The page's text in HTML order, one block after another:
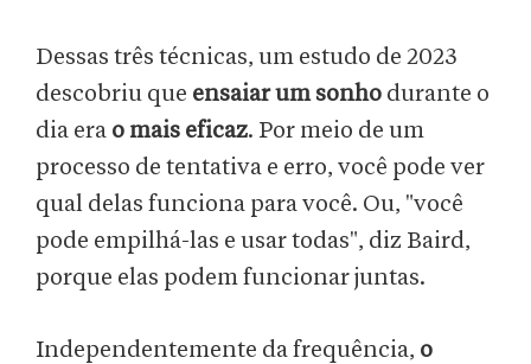
Dessas três técnicas, um estudo de 2023
descobriu que ensaiar um sonho durante o
dia era o mais eficaz. Por meio de um
processo de tentativa e erro, você pode ver
qual delas funciona para você. Ou, "você
pode empilhá-las e usar todas", diz Baird,
porque elas podem funcionar juntas.
Independentemente da frequência, o